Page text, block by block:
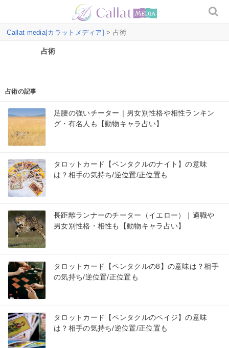
Callat media[カラットメディア] > 占術
占術
占術の記事
足腰の強いチーター｜男女別性格や相性ランキン
グ・有名人も【動物キャラ占い】
タロットカード【ペンタクルのナイト】の意味
は？相手の気持ち/逆位置/正位置も
長距離ランナーのチーター（イエロー）｜適職や
男女別性格・相性も【動物キャラ占い】
タロットカード【ペンタクルの8】の意味は？相手
の気持ち/逆位置/正位置も
タロットカード【ペンタクルのペイジ】の意味
は？相手の気持ち/逆位置/正位置も